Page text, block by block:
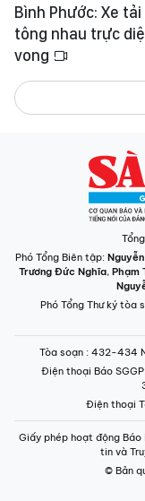
Bình Phước: Xe
tông nhau trực
vong
Phó Tổng Biên tập:
Trương Đức Nghĩa, Phạm
Phó Tổng Thư ký tòa
Tòa soạn : 432-434
Điện thoại Báo SGGP
Điện thoại
Giấy phép hoạt động
tin và
© Bản